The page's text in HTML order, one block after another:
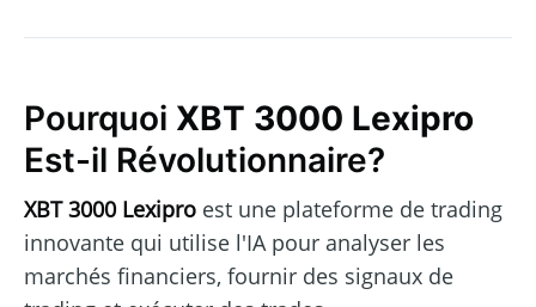
Pourquoi XBT 3000 Lexipro
Est-il Révolutionnaire?
XBT 3000 Lexipro est une plateforme de trading
innovante qui utilise l'IA pour analyser les
marchés financiers, fournir des signaux de